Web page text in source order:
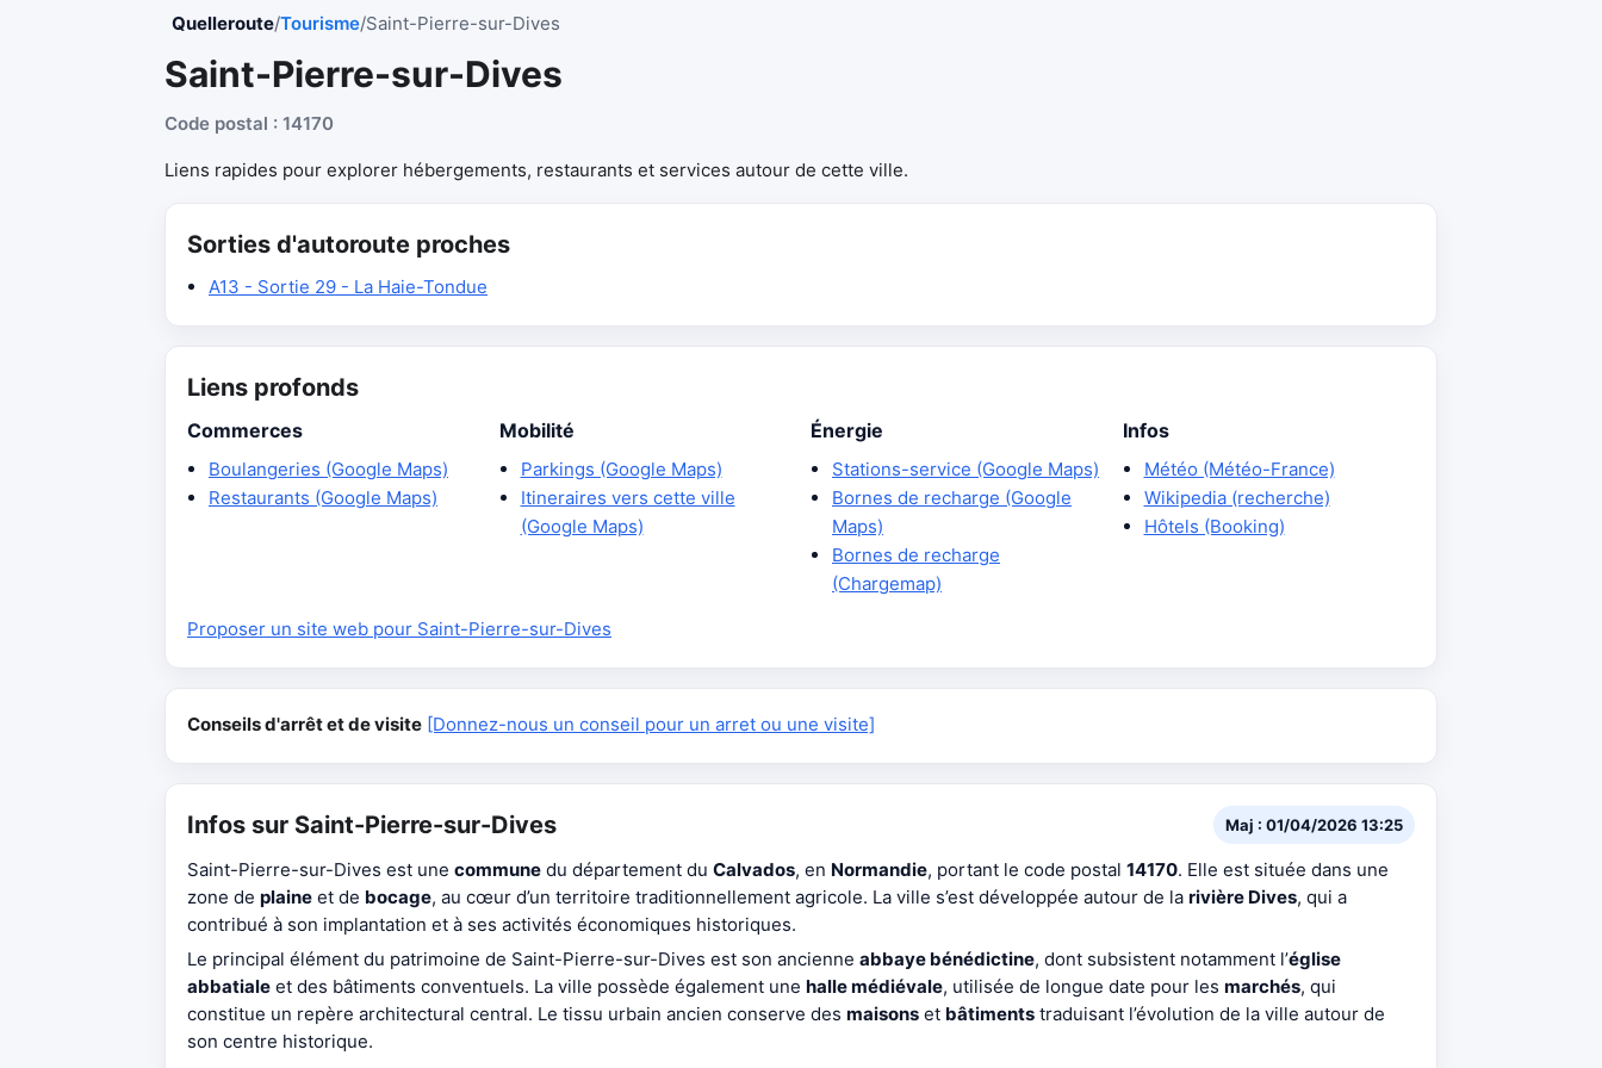
Quelleroute/Tourisme/Saint-Pierre-sur-Dives
Saint-Pierre-sur-Dives
Code postal : 14170
Liens rapides pour explorer hébergements, restaurants et services autour de cette ville.
Sorties d'autoroute proches
A13 - Sortie 29 - La Haie-Tondue
Liens profonds
Commerces
Boulangeries (Google Maps)
Restaurants (Google Maps)
Mobilité
Parkings (Google Maps)
Itineraires vers cette ville
(Google Maps)
Énergie
Stations-service (Google Maps)
Bornes de recharge (Google
Maps)
Bornes de recharge
(Chargemap)
Infos
Météo (Météo-France)
Wikipedia (recherche)
Hôtels (Booking)
Proposer un site web pour Saint-Pierre-sur-Dives
Conseils d'arrêt et de visite [Donnez-nous un conseil pour un arret ou une visite]
Infos sur Saint-Pierre-sur-Dives Maj : 01/04/2026 13:25
Saint-Pierre-sur-Dives est une commune du département du Calvados, en Normandie, portant le code postal 14170. Elle est située dans une
zone de plaine et de bocage, au cœur d’un territoire traditionnellement agricole. La ville s’est développée autour de la rivière Dives, qui a
contribué à son implantation et à ses activités économiques historiques.
Le principal élément du patrimoine de Saint-Pierre-sur-Dives est son ancienne abbaye bénédictine, dont subsistent notamment l’église
abbatiale et des bâtiments conventuels. La ville possède également une halle médiévale, utilisée de longue date pour les marchés, qui
constitue un repère architectural central. Le tissu urbain ancien conserve des maisons et bâtiments traduisant l’évolution de la ville autour de
son centre historique.